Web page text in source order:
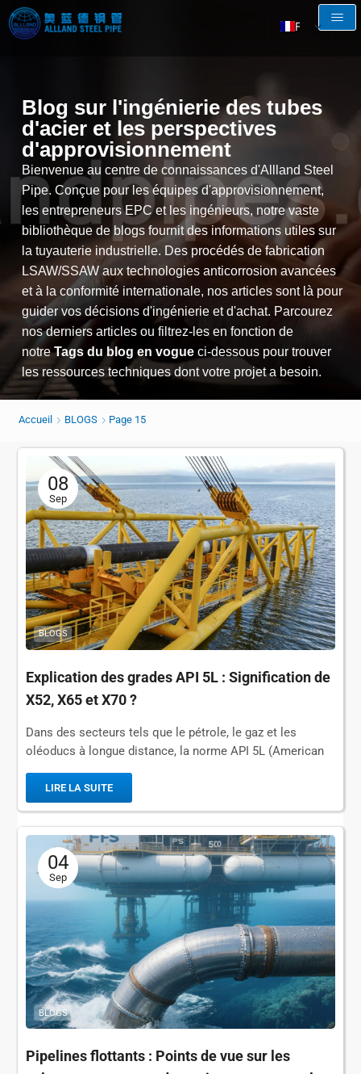
RU
Blog sur l'ingénierie des tubes
d'acier et les perspectives
d'approvisionnement
Bienvenue au centre de connaissances d'Allland Steel
Pipe. Conçue pour les équipes d'approvisionnement,
les entrepreneurs EPC et les ingénieurs, notre vaste
bibliothèque de blogs fournit des informations utiles sur
la tuyauterie industrielle. Des procédés de fabrication
LSAW/SSAW aux technologies anticorrosion avancées
et à la conformité internationale, nos articles sont là pour
guider vos décisions d'ingénierie et d'achat. Parcourez
nos derniers articles ou filtrez-les en fonction de
notreTags du blog en vogueci-dessous pour trouver
les ressources techniques dont votre projet a besoin.
Accueil BLOGS Page 15
08
Sep
BLOGS
Explication des grades API 5L : Signification de
X52, X65 et X70 ?
Dans des secteurs tels que le pétrole, le gaz et les
oléoducs à longue distance, la norme API 5L (American
mondialement reconnue comme la...
LIRE LA SUITE
04
Sep
BLOGS
Pipelines flottants : Points de vue sur les